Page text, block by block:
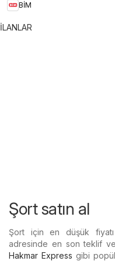
BİM
İLANLAR
Şort satın al
Şort için en düşük fiyatı
adresinde en son teklif
Hakmar Express gibi